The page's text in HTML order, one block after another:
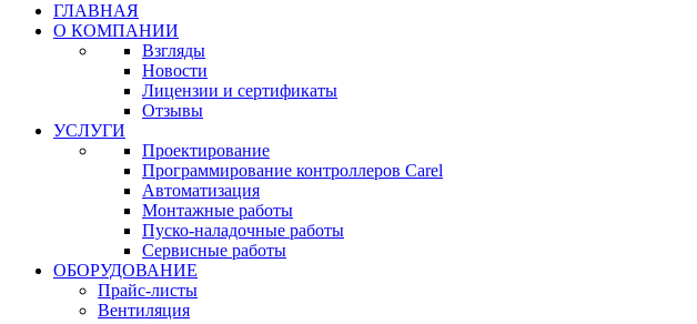
ГЛАВНАЯ
О КОМПАНИИ
Взгляды
Новости
Лицензии и сертификаты
Отзывы
УСЛУГИ
Проектирование
Программирование контроллеров Carel
Автоматизация
Монтажные работы
Пуско-наладочные работы
Сервисные работы
ОБОРУДОВАНИЕ
Прайс-листы
Вентиляция